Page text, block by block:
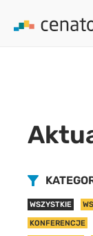
WSZYSTKIE
KONFERENCJE